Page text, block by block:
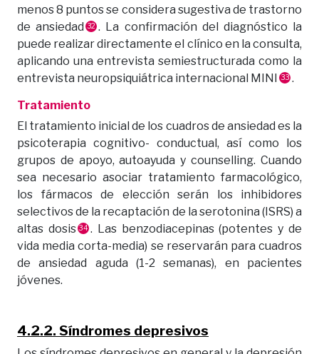
menos 8 puntos se considera sugestiva de trastorno
de ansiedad 32 . La confirmación del diagnóstico la
puede realizar directamente el clínico en la consulta,
aplicando una entrevista semiestructurada como la
entrevista neuropsiquiátrica internacional MINI 33 .
Tratamiento
El tratamiento inicial de los cuadros de ansiedad es la
psicoterapia cognitivo- conductual, así como los
grupos de apoyo, autoayuda y counselling. Cuando
sea necesario asociar tratamiento farmacológico,
los fármacos de elección serán los inhibidores
selectivos de la recaptación de la serotonina (ISRS) a
altas dosis 34 . Las benzodiacepinas (potentes y de
vida media corta-media) se reservarán para cuadros
de ansiedad aguda (1-2 semanas), en pacientes
jóvenes.
4.2.2. Síndromes depresivos